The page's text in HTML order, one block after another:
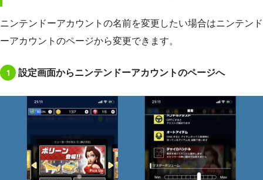
ニンテンドーアカウントの名前を変更したい場合はニンテンド
ーアカウントのページから変更できます。
1 設定画面からニンテンドーアカウントのページへ